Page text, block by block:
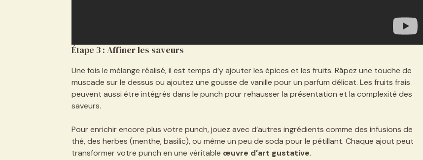
Étape 3 : Affiner les saveurs
Une fois le mélange réalisé, il est temps d’y ajouter les épices et les fruits. Râpez une touche de
muscade sur le dessus ou ajoutez une gousse de vanille pour un parfum délicat. Les fruits frais
peuvent aussi être intégrés dans le punch pour rehausser la présentation et la complexité des
saveurs.
Pour enrichir encore plus votre punch, jouez avec d’autres ingrédients comme des infusions de
thé, des herbes (menthe, basilic), ou même un peu de soda pour le pétillant. Chaque ajout peut
transformer votre punch en une véritable œuvre d’art gustative.